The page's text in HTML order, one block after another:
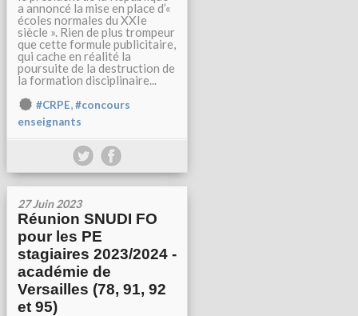
a annoncé la mise en place d’«
écoles normales du XXIe
siècle ». Rien de plus trompeur
que cette formule publicitaire,
qui cache en réalité la
poursuite de la destruction de
la formation disciplinaire...
#CRPE,#concours
enseignants
27 Juin 2023
Réunion SNUDI FO
pour les PE
stagiaires 2023/2024 -
académie de
Versailles (78, 91, 92
et 95)